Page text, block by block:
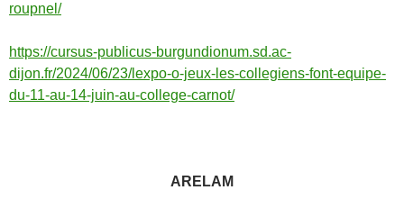
roupnel/
https://cursus-publicus-burgundionum.sd.ac-
dijon.fr/2024/06/23/lexpo-o-jeux-les-collegiens-font-equipe-
du-11-au-14-juin-au-college-carnot/
ARELAM